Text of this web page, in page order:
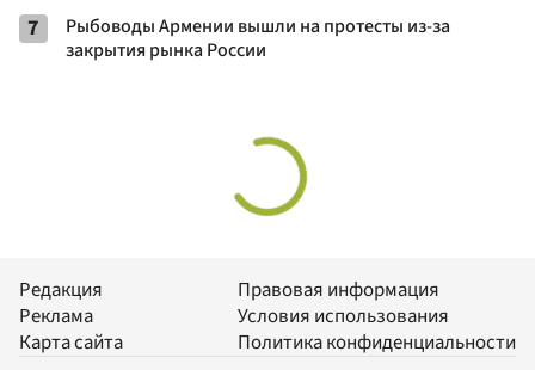
7
Рыбоводы Армении вышли на протесты из-за
закрытия рынка России
Редакция
Реклама
Карта сайта
Правовая информация
Условия использования
Политика конфиденциальности